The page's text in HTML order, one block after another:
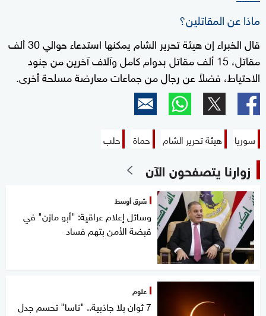
ماذا عن المقاتلين؟
قال الخبراء إن هيئة تحرير الشام يمكنها استدعاء حوالي 30 ألف
مقاتل، 15 ألف مقاتل بدوام كامل وآلاف آخرين من جنود
الاحتياط، فضلاً عن رجال من جماعات معارضة مسلحة أخرى.
سوريا هيئة تحرير الشام حماة حلب
زوارنا يتصفحون الآن
شرق أوسط
وسائل إعلام عراقية: "أبو مازن" في
قبضة الأمن بتهم فساد
علوم
7 ثوان بلا جاذبية.. "ناسا" تحسم جدل